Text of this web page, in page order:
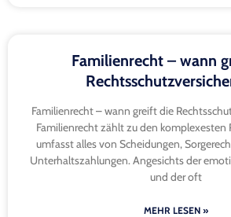
Familienrecht – wann
Familienrecht – wann greift die
Familienrecht zählt zu den komplexesten
umfasst alles von Scheidungen,
Unterhaltszahlungen. Angesichts der
und der oft
MEHR LESEN »